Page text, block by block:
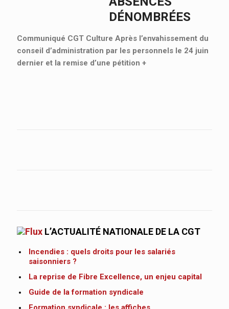
DÉNOMBRÉES
Communiqué CGT Culture Après l’envahissement du
conseil d’administration par les personnels le 24 juin
dernier et la remise d’une pétition +
L’ACTUALITÉ NATIONALE DE LA CGT
Incendies : quels droits pour les salariés
saisonniers ?
La reprise de Fibre Excellence, un enjeu capital
Guide de la formation syndicale